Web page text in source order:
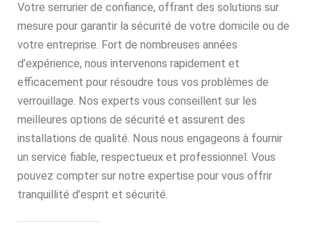
Votre serrurier de confiance, offrant des solutions sur
mesure pour garantir la sécurité de votre domicile ou de
votre entreprise. Fort de nombreuses années
d’expérience, nous intervenons rapidement et
efficacement pour résoudre tous vos problèmes de
verrouillage. Nos experts vous conseillent sur les
meilleures options de sécurité et assurent des
installations de qualité. Nous nous engageons à fournir
un service fiable, respectueux et professionnel. Vous
pouvez compter sur notre expertise pour vous offrir
tranquillité d’esprit et sécurité.